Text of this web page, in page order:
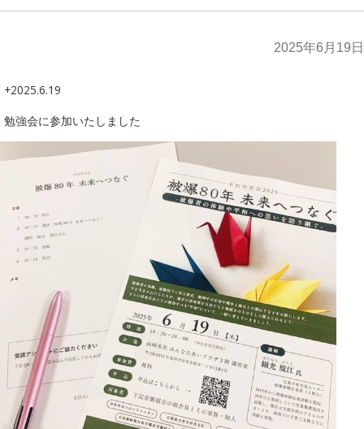
2025年6月19日
+2025.6.19
勉強会に参加いたしました